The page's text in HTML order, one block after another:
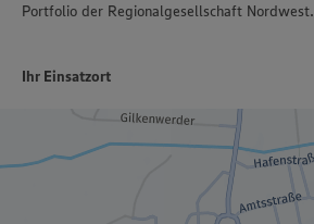
Portfolio der Regionalgesellschaft Nordwest.
Ihr Einsatzort